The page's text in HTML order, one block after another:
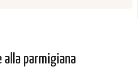
alla parmigiana